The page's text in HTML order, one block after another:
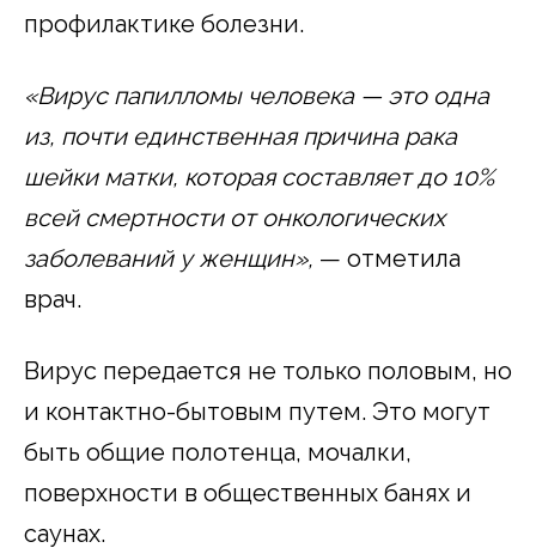
профилактике болезни.
«Вирус папилломы человека — это одна
из, почти единственная причина рака
шейки матки, которая составляет до 10%
всей смертности от онкологических
заболеваний у женщин», — отметила
врач.
Вирус передается не только половым, но
и контактно-бытовым путем. Это могут
быть общие полотенца, мочалки,
поверхности в общественных банях и
саунах.